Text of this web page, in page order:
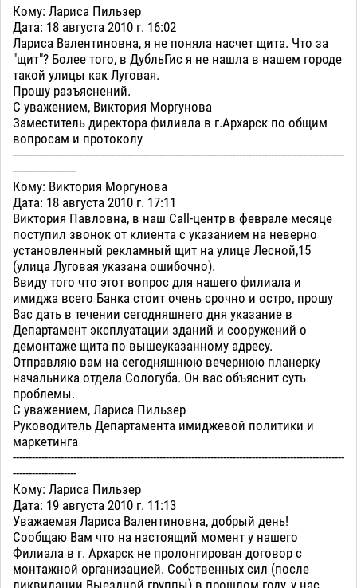
Кому: Лариса Пильзер
Дата: 18 августа 2010 г. 16:02
Лариса Валентиновна, я не поняла насчет щита. Что за
"щит"? Более того, в ДубльГис я не нашла в нашем городе
такой улицы как Луговая.
Прошу разъяснений.
С уважением, Виктория Моргунова
Заместитель директора филиала в г.Архарск по общим
вопросам и протоколу
--------------------------------------------------------------------------------------------------------
--------------------
Кому: Виктория Моргунова
Дата: 18 августа 2010 г. 17:11
Виктория Павловна, в наш Call-центр в феврале месяце
поступил звонок от клиента с указанием на неверно
установленный рекламный щит на улице Лесной,15
(улица Луговая указана ошибочно).
Ввиду того что этот вопрос для нашего филиала и
имиджа всего Банка стоит очень срочно и остро, прошу
Вас дать в течении сегодняшнего дня указание в
Департамент эксплуатации зданий и сооружений о
демонтаже щита по вышеуказанному адресу.
Отправляю вам на сегодняшнюю вечернюю планерку
начальника отдела Сологуба. Он вас объяснит суть
проблемы.
С уважением, Лариса Пильзер
Руководитель Департамента имиджевой политики и
маркетинга
--------------------------------------------------------------------------------------------------------
--------------------
Кому: Лариса Пильзер
Дата: 19 августа 2010 г. 11:13
Уважаемая Лариса Валентиновна, добрый день!
Сообщаю Вам что на настоящий момент у нашего
Филиала в г. Архарск не пролонгирован договор с
монтажной организацией. Собственных сил (после